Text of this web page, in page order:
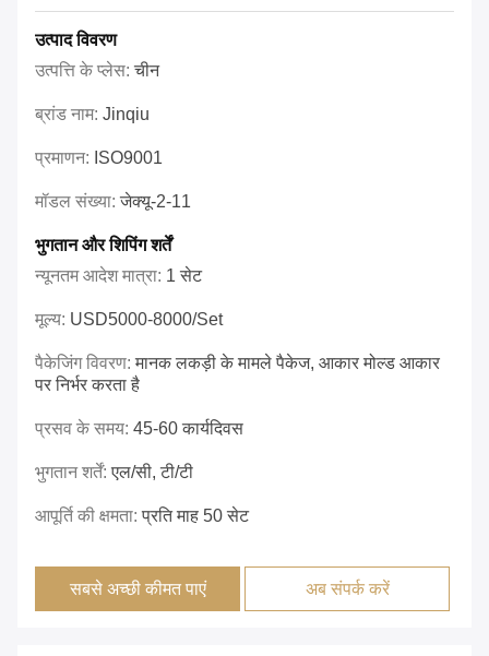
उत्पाद विवरण
उत्पत्ति के प्लेस:चीन
ब्रांड नाम: Jinqiu
प्रमाणन: ISO9001
मॉडल संख्या:जेक्यू-2-11
भुगतान और शिपिंग शर्तें
न्यूनतम आदेश मात्रा: 1 सेट
मूल्य: USD5000-8000/set
पैकेजिंग विवरण:मानक लकड़ी के मामले पैकेज, आकार मोल्ड आकार
पर निर्भर करता है
प्रसव के समय: 45-60 कार्यदिवस
भुगतान शर्तें:एल/सी, टी/टी
आपूर्ति की क्षमता:प्रति माह 50 सेट
सबसे अच्छी कीमत पाएं अब संपर्क करें